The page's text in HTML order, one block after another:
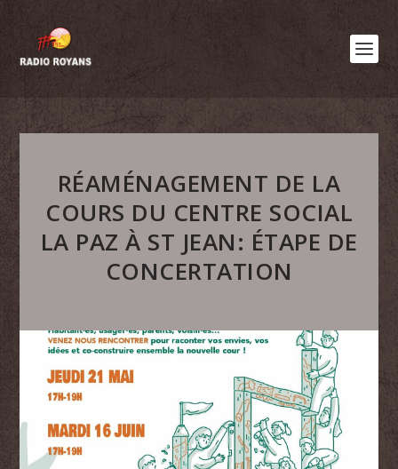
RÉAMÉNAGEMENT DE LA
COURS DU CENTRE SOCIAL
LA PAZ À ST JEAN: ÉTAPE DE
CONCERTATION